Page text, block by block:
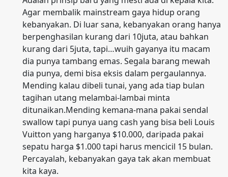
Agar membalik mainstream gaya hidup orang
kebanyakan. Di luar sana, kebanyakan orang hanya
berpenghasilan kurang dari 10juta, atau bahkan
kurang dari 5juta, tapi…wuih gayanya itu macam
dia punya tambang emas. Segala barang mewah
dia punya, demi bisa eksis dalam pergaulannya.
Mending kalau dibeli tunai, yang ada tiap bulan
tagihan utang melambai-lambai minta
ditunaikan.Mending kemana-mana pakai sendal
swallow tapi punya uang cash yang bisa beli Louis
Vuitton yang harganya $10.000, daripada pakai
sepatu harga $1.000 tapi harus mencicil 15 bulan.
Percayalah, kebanyakan gaya tak akan membuat
kita kaya.